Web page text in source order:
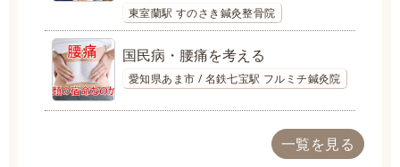
東室蘭駅 すのさき鍼灸整骨院
国民病・腰痛を考える
愛知県あま市 / 名鉄七宝駅 フルミチ鍼灸院
一覧を見る